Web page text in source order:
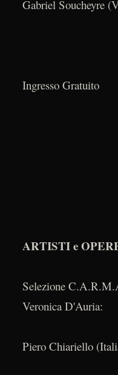
Gabriel Soucheyre
Ingresso Gratuito
ARTISTI e
Selezione
Veronica D'Auria:
Piero Chiariello